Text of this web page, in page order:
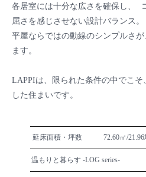
各居室には十分な広さを確保し、
屈さを感じさせない設計バランス。
平屋ならではの動線のシンプルさ
ます。
LAPPIは、限られた条件の中でこ
した住まいです。
延床面積・坪数 72.60㎡/21.96
温もりと暮らす -LOG series-